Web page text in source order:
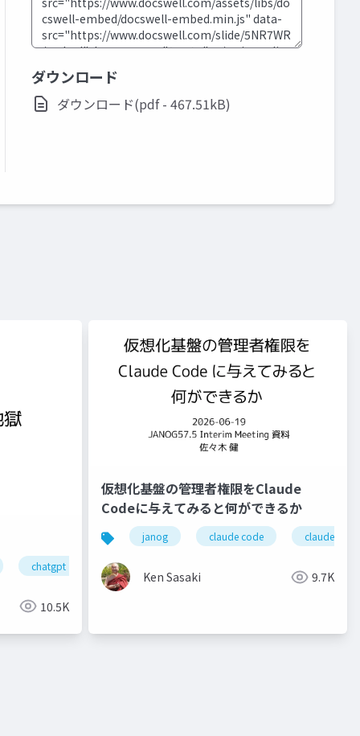
ダウンロード
ダウンロード(pdf - 467.51kB)
chatgpt janogdon
10.5K
仮想化基盤の管理者権限をClaude
Codeに与えてみると何ができるか
janog claude code claude
Ken Sasaki 9.7K